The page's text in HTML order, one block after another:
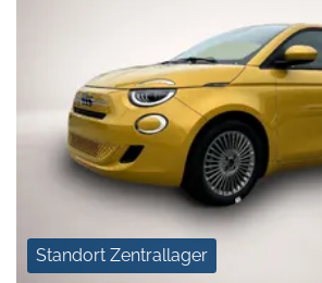
Standort Zentrallager